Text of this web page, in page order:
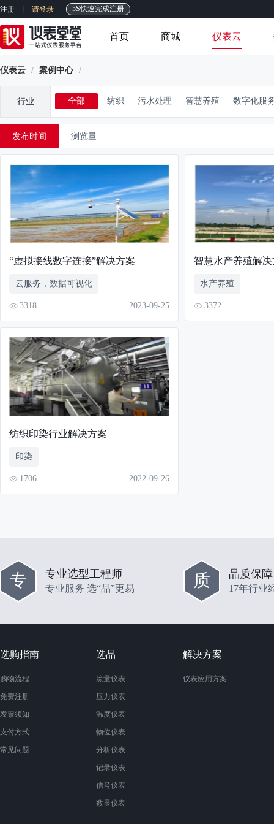
注册 请登录 5S快速完成注册
首页 商城 仪表云
仪表云 / 案例中心 /
行业 全部 纺织 污水处理 智慧养殖 数字化服
发布时间 浏览量
“虚拟接线数字连接”解决方案
云服务，数据可视化
3318 2023-09-25
智慧水产养殖解
水产养殖
3372
纺织印染行业解决方案
印染
1706 2022-09-26
专 专业选型工程师
专业服务 选“品”更易 质 品质保
17年行业
选购指南
购物流程
免费注册
发票须知
支付方式
常见问题
选品
流量仪表
压力仪表
温度仪表
物位仪表
分析仪表
记录仪表
信号仪表
数显仪表
解决方案
仪表应用方案